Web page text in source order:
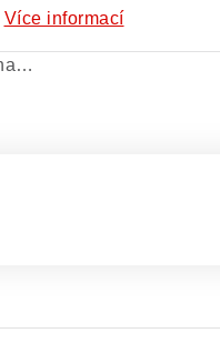
Více informací